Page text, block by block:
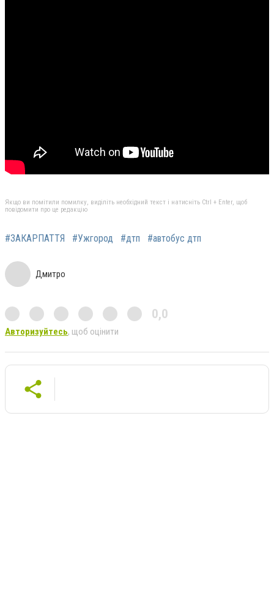
Якщо ви помітили помилку, виділіть необхідний текст і натисніть Ctrl + Enter, щоб
повідомити про це редакцію
#ЗАКАРПАТТЯ #Ужгород #дтп #автобус дтп
Дмитро
0,0
Авторизуйтесь, щоб оцінити